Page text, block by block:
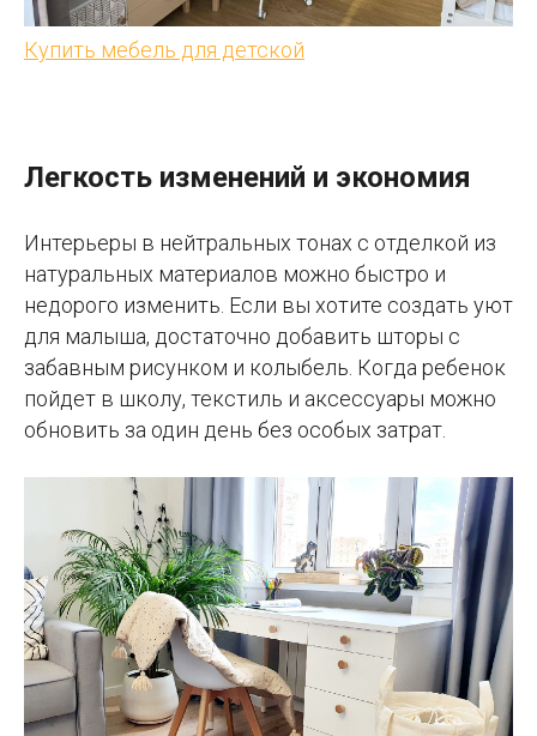
Купить мебель для детской
Легкость изменений и экономия
Интерьеры в нейтральных тонах с отделкой из
натуральных материалов можно быстро и
недорого изменить. Если вы хотите создать уют
для малыша, достаточно добавить шторы с
забавным рисунком и колыбель. Когда ребенок
пойдет в школу, текстиль и аксессуары можно
обновить за один день без особых затрат.